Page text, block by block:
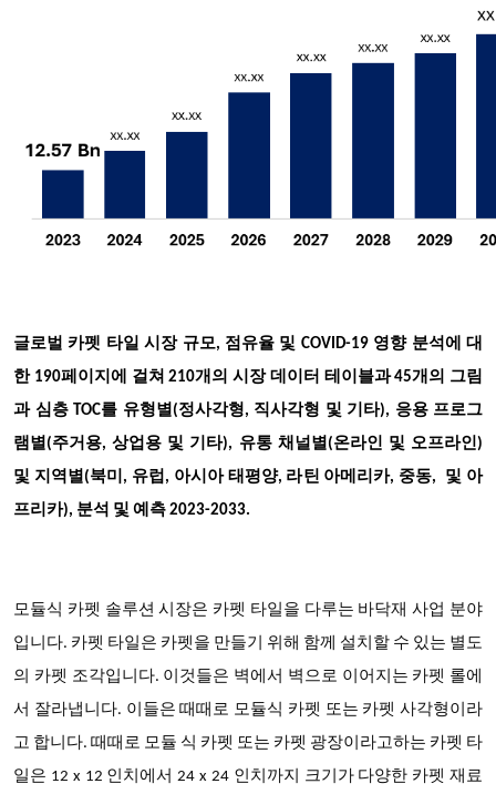
글로벌 카펫 타일 시장 규모, 점유율 및 COVID-19 영향 분석에 대
한 190페이지에 걸쳐 210개의 시장 데이터 테이블과 45개의 그림
과 심층 TOC를 유형별(정사각형, 직사각형 및 기타), 응용 프로그
램별(주거용, 상업용 및 기타), 유통 채널별(온라인 및 오프라인)
및 지역별(북미, 유럽, 아시아 태평양, 라틴 아메리카, 중동, 및 아
프리카), 분석 및 예측 2023-2033.
모듈식 카펫 솔루션 시장은 카펫 타일을 다루는 바닥재 사업 분야
입니다. 카펫 타일은 카펫을 만들기 위해 함께 설치할 수 있는 별도
의 카펫 조각입니다. 이것들은 벽에서 벽으로 이어지는 카펫 롤에
서 잘라냅니다. 이들은 때때로 모듈식 카펫 또는 카펫 사각형이라
고 합니다. 때때로 모듈 식 카펫 또는 카펫 광장이라고하는 카펫 타
일은 12 x 12 인치에서 24 x 24 인치까지 크기가 다양한 카펫 재료